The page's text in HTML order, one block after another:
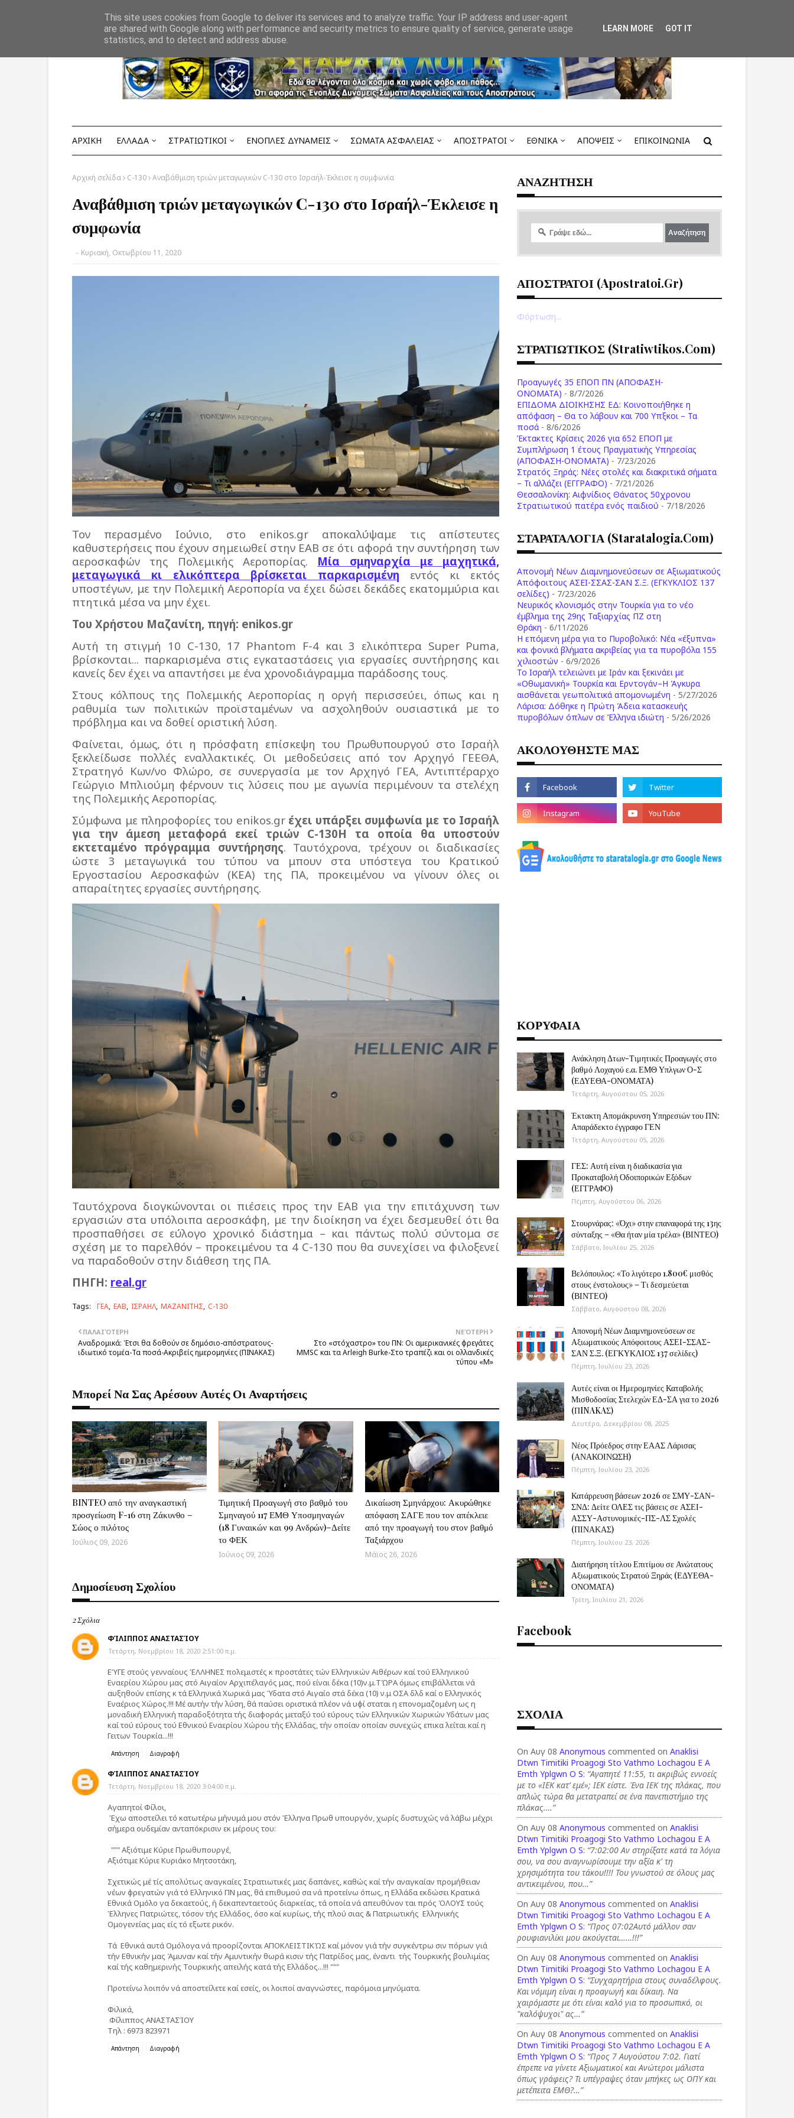
ΑΡΧΙΚΗ ΕΛΛΑΔΑ ΣΤΡΑΤΙΩΤΙΚΟΙ ΕΝΟΠΛΕΣ ΔΥΝΑΜΕΙΣ ΣΩΜΑΤΑ ΑΣΦΑΛΕΙΑΣ ΑΠΟΣΤΡΑΤΟΙ ΕΘΝΙΚΑ ΑΠΟΨΕΙΣ ΕΠΙΚΟΙΝΩΝΙΑ
Αρχική σελίδα C-130 Αναβάθμιση τριών μεταγωγικών C-130 στο Ισραήλ-Έκλεισε η συμφωνία
Αναβάθμιση τριών μεταγωγικών C-130 στο Ισραήλ-Έκλεισε η
συμφωνία
- Κυριακή, Οκτωβρίου 11, 2020
Τον περασμένο Ιούνιο, στο enikos.gr αποκαλύψαμε τις απίστευτες
καθυστερήσεις που έχουν σημειωθεί στην ΕΑΒ σε ότι αφορά την συντήρηση των
αεροσκαφών της Πολεμικής Αεροπορίας. Μία σμηναρχία με μαχητικά,
μεταγωγικά κι ελικόπτερα βρίσκεται παρκαρισμένη εντός κι εκτός
υποστέγων, με την Πολεμική Αεροπορία να έχει δώσει δεκάδες εκατομμύρια και
πτητικά μέσα να μην έχει.
Του Χρήστου Μαζανίτη, πηγή: enikos.gr
Αυτή τη στιγμή 10 C-130, 17 Phantom F-4 και 3 ελικόπτερα Super Puma,
βρίσκονται... παρκαρισμένα στις εγκαταστάσεις για εργασίες συντήρησης και
κανείς δεν έχει να απαντήσει με ένα χρονοδιάγραμμα παράδοσης τους.
Στους κόλπους της Πολεμικής Αεροπορίας η οργή περισσεύει, όπως και η
ραθυμία των πολιτικών προϊσταμένων να ασχοληθούν ουσιαστικά με το
πρόβλημα και να δοθεί οριστική λύση.
Φαίνεται, όμως, ότι η πρόσφατη επίσκεψη του Πρωθυπουργού στο Ισραήλ
ξεκλείδωσε πολλές εναλλακτικές. Οι μεθοδεύσεις από τον Αρχηγό ΓΕΕΘΑ,
Στρατηγό Κων/νο Φλώρο, σε συνεργασία με τον Αρχηγό ΓΕΑ, Αντιπτέραρχο
Γεώργιο Μπλιούμη φέρνουν τις λύσεις που με αγωνία περιμένουν τα στελέχη
της Πολεμικής Αεροπορίας.
Σύμφωνα με πληροφορίες του enikos.gr έχει υπάρξει συμφωνία με το Ισραήλ
για την άμεση μεταφορά εκεί τριών C-130H τα οποία θα υποστούν
εκτεταμένο πρόγραμμα συντήρησης. Ταυτόχρονα, τρέχουν οι διαδικασίες
ώστε 3 μεταγωγικά του τύπου να μπουν στα υπόστεγα του Κρατικού
Εργοστασίου Αεροσκαφών (ΚΕΑ) της ΠΑ, προκειμένου να γίνουν όλες οι
απαραίτητες εργασίες συντήρησης.
Ταυτόχρονα διογκώνονται οι πιέσεις προς την ΕΑΒ για την επιτάχυνση των
εργασιών στα υπόλοιπα αεροσκάφη, με την διοίκηση να έχει δεσμευθεί ότι θα
προσπαθήσει σε εύλογο χρονικό διάστημα – και πάντως πολύ σύντομα σε
σχέση με το παρελθόν – προκειμένου τα 4 C-130 που θα συνεχίσει να φιλοξενεί
να παραδοθούν στην διάθεση της ΠΑ.
ΠΗΓΗ: real.gr
Tags: ΓΕΑ ΕΑΒ ΙΣΡΑΗΛ ΜΑΖΑΝΙΤΗΣ C-130
ΝΕΌΤΕΡΗ
Στο «στόχαστρο» του ΠΝ: Οι αμερικανικές φρεγάτες
MMSC και τα Arleigh Burke-Στο τραπέζι και οι ολλανδικές
τύπου «Μ»
ΠΑΛΑΙΌΤΕΡΗ
Αναδρομικά: Έτσι θα δοθούν σε δημόσιο-απόστρατους-
ιδιωτικό τομέα-Τα ποσά-Ακριβείς ημερομηνίες (ΠΙΝΑΚΑΣ)
Μπορεί Να Σας Αρέσουν Αυτές Οι Αναρτήσεις
BINTEO από την αναγκαστική
προσγείωση F-16 στη Ζάκυνθο –
Σώος ο πιλότος
Ιούλιος 09, 2026
Τιμητική Προαγωγή στο βαθμό του
Σμηναγού 117 ΕΜΘ Υποσμηναγών
(18 Γυναικών και 99 Ανδρών)–Δείτε
το ΦΕΚ
Ιούνιος 09, 2026
Δικαίωση Σμηνάρχου: Ακυρώθηκε
απόφαση ΣΑΓΕ που τον απέκλειε
από την προαγωγή του στον βαθμό
Ταξιάρχου
Μάϊος 26, 2026
Δημοσίευση Σχολίου
2 Σχόλια
ΦΊΛΙΠΠΟΣ ΑΝΑΣΤΑΣΊΟΥ
Τετάρτη, Νοεμβρίου 18, 2020 2:51:00 π.μ.
ΕΎΓΕ στούς γενναίους ΈΛΛΗΝΕΣ πολεμιστές κ προστάτες τών Ελληνικών Αιθέρων καί τού Ελληνικού
Εναερίου Χώρου μας στό Αιγαίον Αρχιπέλαγός μας, πού είναι δέκα (10)ν.μ.ΤΏΡΑ όμως επιβάλλεται νά
αυξηθούν επίσης κ τά Ελληνικά Χωρικά μας Ύδατα στό Αιγαίο στά δέκα (10) ν.μ ΟΣΑ δλδ καί ο Ελληνικός
Εναέριος Χώρος.!!! Μέ αυτήν τήν λύση, θά παύσει οριστικά πλέον νά υφί σταται η επονομαζομένη ως η
μοναδική Ελληνική παραδοξότητα τής διαφοράς μεταξύ τού εύρους τών Ελληνικών Χωρικών Υδάτων μας
καί τού εύρους τού Εθνικού Εναερίου Χώρου τής Ελλάδας, τήν οποίαν οποίαν συνεχώς επικα λείται καί η
Γειτων Τουρκία...!!!
Απάντηση Διαγραφή
ΦΊΛΙΠΠΟΣ ΑΝΑΣΤΑΣΊΟΥ
Τετάρτη, Νοεμβρίου 18, 2020 3:04:00 π.μ.
Αγαπητοί Φίλοι,
Έχω αποστείλει τό κατωτέρω μήνυμά μου στόν Έλληνα Πρωθ υπουργόν, χωρίς δυστυχώς νά λάβω μέχρι
σήμερα ουδεμίαν ανταπόκρισιν εκ μέρους του:
""" Αξιότιμε Κύριε Πρωθυπουργέ,
Αξιότιμε Κύριε Κυριάκο Μητσοτάκη,
Σχετικώς μέ τίς απολύτως αναγκαίες Στρατιωτικές μας δαπάνες, καθώς καί τήν αναγκαίαν προμήθειαν
νέων φρεγατών γιά τό Ελληνικό ΠΝ μας, θά επιθυμού σα νά προτείνω όπως, η Ελλάδα εκδώσει Κρατικά
Εθνικά Ομόλο γα δεκαετούς, ή δεκαπενταετούς διαρκείας, τά οποία νά απευθύνον ται πρός ΌΛΟΥΣ τούς
Έλληνες Πατριώτες, τόσον τής Ελλάδος, όσο καί κυρίως, τής πλού σιας & Πατριωτικής Ελληνικής
Ομογενείας μας είς τό εξωτε ρικόν.
Τά Εθνικά αυτά Ομόλογα νά προορίζονται ΑΠΟΚΛΕΙΣΤΙΚΏΣ καί μόνον γιά τήν συγκέντρω σιν πόρων γιά
τήν Εθνικήν μας Άμυναν καί τήν Αμυντικήν θωρά κισιν τής Πατρίδος μας, έναντι τής Τουρκικής βουλιμίας
καί τής καθημερινής Τουρκικής απειλής κατά τής Ελλάδος...!!! """
Προτείνω λοιπόν νά αποστείλετε καί εσείς, οι λοιποί αναγνώστες, παρόμοια μηνύματα.
Φιλικά,
Φίλιππος ΑΝΑΣΤΑΣΊΟΥ
Τηλ : 6973 823971
Απάντηση Διαγραφή
ΑΝΑΖΗΤΗΣΗ
ΑΠΟΣΤΡΑΤΟΙ (apostratoi.gr)
Φόρτωση...
ΣΤΡΑΤΙΩΤΙΚΟΣ (stratiwtikos.com)
Προαγωγές 35 ΕΠΟΠ ΠΝ (ΑΠΟΦΑΣΗ-
ΟΝΟΜΑΤΑ) - 8/7/2026
ΕΠΙΔΟΜΑ ΔΙΟΙΚΗΣΗΣ ΕΔ: Κοινοποιήθηκε η
απόφαση – Θα το λάβουν και 700 Υπξκοι – Τα
ποσά - 8/6/2026
Έκτακτες Κρίσεις 2026 για 652 ΕΠΟΠ με
Συμπλήρωση 1 έτους Πραγματικής Υπηρεσίας
(ΑΠΟΦΑΣΗ-ONOMATA) - 7/23/2026
Στρατός Ξηράς: Νέες στολές και διακριτικά σήματα
– Τι αλλάζει (ΕΓΓΡΑΦΟ) - 7/21/2026
Θεσσαλονίκη: Αιφνίδιος Θάνατος 50χρονου
Στρατιωτικού πατέρα ενός παιδιού - 7/18/2026
ΣΤΑΡΑΤΑΛΟΓΙΑ (staratalogia.com)
Απονομή Νέων Διαμνημονεύσεων σε Αξιωματικούς
Απόφοιτους ΑΣΕΙ-ΣΣΑΣ-ΣΑΝ Σ.Ξ. (ΕΓΚΥΚΛΙΟΣ 137
σελίδες) - 7/23/2026
Νευρικός κλονισμός στην Τουρκία για το νέο
έμβλημα της 29ης Ταξιαρχίας ΠΖ στη
Θράκη - 6/11/2026
Η επόμενη μέρα για το Πυροβολικό: Νέα «έξυπνα»
και φονικά βλήματα ακριβείας για τα πυροβόλα 155
χιλιοστών - 6/9/2026
Το Ισραήλ τελειώνει με Ιράν και ξεκινάει με
«Οθωμανική» Τουρκία και Ερντογάν–Η Άγκυρα
αισθάνεται γεωπολιτικά απομονωμένη - 5/27/2026
Λάρισα: Δόθηκε η Πρώτη Άδεια κατασκευής
πυροβόλων όπλων σε Έλληνα ιδιώτη - 5/26/2026
ΑΚΟΛΟΥΘΗΣΤΕ ΜΑΣ
ΚΟΡΥΦΑΙΑ
Ανάκληση Δτων-Τιμητικές Προαγωγές στο
βαθμό Λοχαγού ε.α. ΕΜΘ Υπλγων Ο-Σ
(ΕΔΥΕΘΑ-ΟΝΟΜΑΤΑ)
Τετάρτη, Αυγούστου 05, 2026
Έκτακτη Απομάκρυνση Υπηρεσιών του ΠΝ:
Απαράδεκτο έγγραφο ΓΕΝ
Τετάρτη, Αυγούστου 05, 2026
ΓΕΣ: Αυτή είναι η διαδικασία για
Προκαταβολή Οδοιπορικών Εξόδων
(ΕΓΓΡΑΦΟ)
Πέμπτη, Αυγούστου 06, 2026
Στουρνάρας: «Όχι» στην επαναφορά της 13ης
σύνταξης – «Θα ήταν μία τρέλα» (ΒΙΝΤΕΟ)
Σάββατο, Ιουλίου 25, 2026
Βελόπουλος: «Το λιγότερο 1.800€ μισθός
στους ένστολους» – Τι δεσμεύεται
(ΒΙΝΤΕΟ)
Σάββατο, Αυγούστου 08, 2026
Απονομή Νέων Διαμνημονεύσεων σε
Αξιωματικούς Απόφοιτους ΑΣΕΙ-ΣΣΑΣ-
ΣΑΝ Σ.Ξ. (ΕΓΚΥΚΛΙΟΣ 137 σελίδες)
Πέμπτη, Ιουλίου 23, 2026
Αυτές είναι οι Ημερομηνίες Καταβολής
Μισθοδοσίας Στελεχών ΕΔ-ΣΑ για το 2026
(ΠINAKAΣ)
Δευτέρα, Δεκεμβρίου 08, 2025
Νέος Πρόεδρος στην ΕΑΑΣ Λάρισας
(ΑΝΑΚΟΙΝΩΣΗ)
Πέμπτη, Ιουλίου 23, 2026
Κατάρρευση βάσεων 2026 σε ΣΜΥ-ΣΑΝ-
ΣΝΔ: Δείτε ΟΛΕΣ τις βάσεις σε ΑΣΕΙ-
ΑΣΣΥ-Αστυνομικές-ΠΣ-ΛΣ Σχολές
(ΠΙΝΑΚΑΣ)
Πέμπτη, Ιουλίου 23, 2026
Διατήρηση τίτλου Επιτίμου σε Ανώτατους
Αξιωματικούς Στρατού Ξηράς (ΕΔΥΕΘΑ-
ΟΝΟΜΑΤΑ)
Τρίτη, Ιουλίου 21, 2026
Facebook
ΣΧΟΛΙΑ
On Αυγ 08Anonymous commented onAnaklisi
Dtwn Timitiki Proagogi Sto Vathmo Lochagou E A
Emth Yplgwn O S: “Αγαπητέ 11:55, τι ακριβώς εννοείς
με το «ΙΕΚ κατ’ εμέ»; ΙΕΚ είστε. Ένα ΙΕΚ της πλάκας, που
απλώς τώρα θα μετατραπεί σε ένα πανεπιστήμιο της
πλάκας.…”
On Αυγ 08Anonymous commented onAnaklisi
Dtwn Timitiki Proagogi Sto Vathmo Lochagou E A
Emth Yplgwn O S: “7:02:00 Αν στηρίξατε κατά τα λόγια
σου, να σου αναγνωρίσουμε την αξία κ' τη
χρησιμότητα του τάκου!!!! Του γνωστού σε όλους μας
αντικειμένου, που…”
On Αυγ 08Anonymous commented onAnaklisi
Dtwn Timitiki Proagogi Sto Vathmo Lochagou E A
Emth Yplgwn O S: “Προς 07:02Αυτό μάλλον σαν
ρουφιανιλίκι μου ακούγεται……!!!”
On Αυγ 08Anonymous commented onAnaklisi
Dtwn Timitiki Proagogi Sto Vathmo Lochagou E A
Emth Yplgwn O S: “Συγχαρητήρια στους συναδέλφους.
Και νόμιμη είναι η προαγωγή και δίκαιη. Να
χαιρόμαστε με ότι είναι καλό για το προσωπικό, οι
"καλόψυχοι" ας…”
On Αυγ 08Anonymous commented onAnaklisi
Dtwn Timitiki Proagogi Sto Vathmo Lochagou E A
Emth Yplgwn O S: “Προς 7 Αυγούστου 7:02. Γιατί
έπρεπε να γίνετε Αξιωματικοί και Ανώτεροι μάλιστα
όπως γράφεις? Τι υπέγραψες όταν μπήκες ως ΟΠΥ και
μετέπειτα ΕΜΘ?…”
This site uses cookies from Google to deliver its services and to analyze traffic. Your IP address and user-agent
are shared with Google along with performance and security metrics to ensure quality of service, generate usage
statistics, and to detect and address abuse.
LEARN MORE GOT IT